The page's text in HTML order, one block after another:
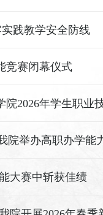
践教学安全防线
竞赛闭幕仪式
2026年学生职业
大赛中斩获佳绩